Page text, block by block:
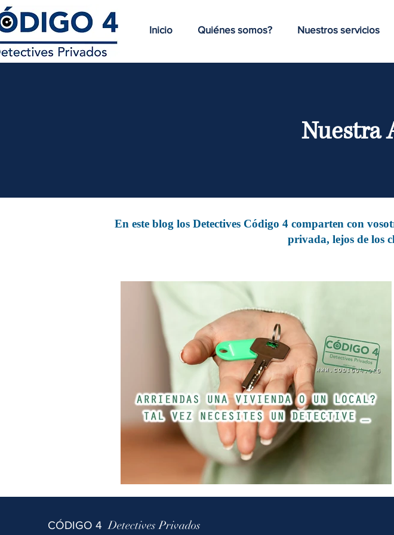
Inicio Quiénes somos? Nuestros servicios
Nuestra
En este blog los Detectives Código 4 comparten con
privada, lejos de los
CÓDIGO 4 Detectives Privados